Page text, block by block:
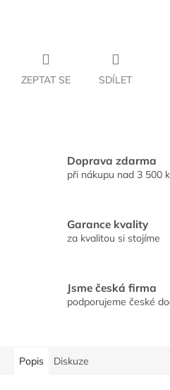
ZEPTAT SE SDÍLET
Doprava zdarma
při nákupu nad 3 500
Garance kvality
za kvalitou si stojíme
Jsme česká firma
podporujeme české
Popis Diskuze